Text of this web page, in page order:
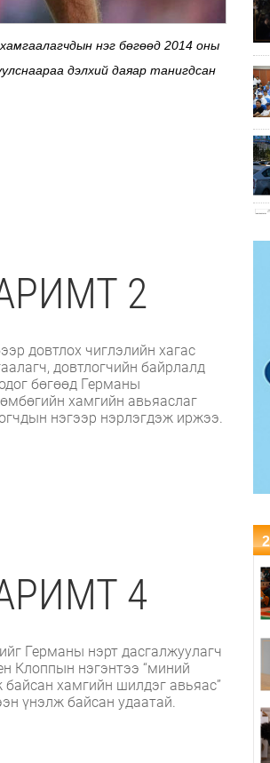
нэг бөгөөд 2014 оны
дэлхий даяар танигдсан
2
довтлох чиглэлийн хагас
довтлогчийн байрлалд
бөгөөд Германы
хамгийн авьяаслаг
нэгээр нэрлэгдэж иржээ.
4
Германы нэрт дасгалжуулагч
Клоппын нэгэнтээ “миний
байсан хамгийн шилдэг авьяас”
үнэлж байсан удаатай.